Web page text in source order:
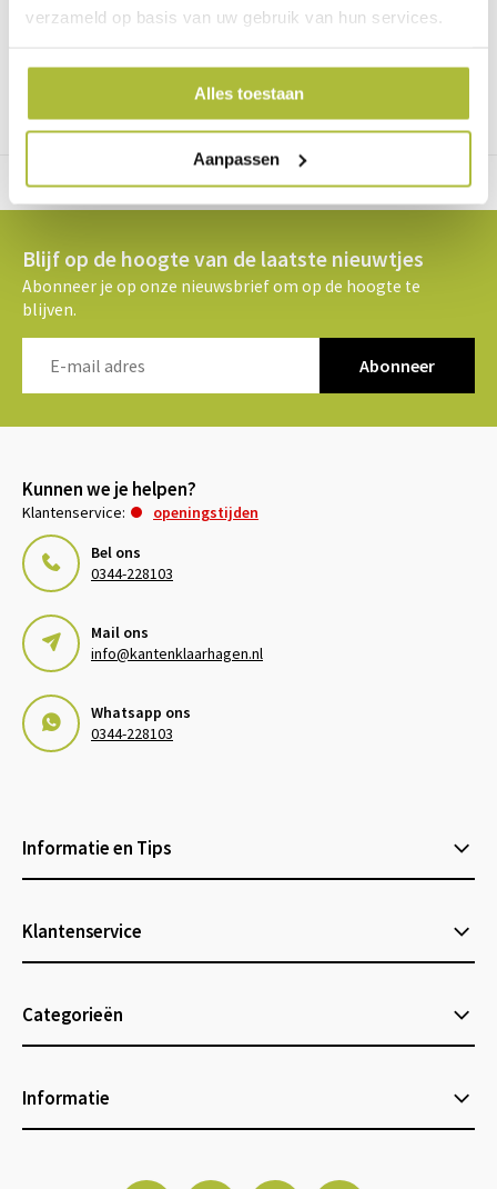
verzameld op basis van uw gebruik van hun services.
Alles toestaan
Aanpassen
bevestigen met muurbeugels. Daarnaast is het ook mogelijk
plaatsen. Voor het berekenen van de kosten voor het
plaatsen van de hagen, vind je op onze website
Gratis verzending vanaf €2000 in NL
Blijf op de hoogte van de laatste nieuwtjes
Abonneer je op onze nieuwsbrief om op de hoogte te
blijven.
Abonneer
Kunnen we je helpen?
Klantenservice:
openingstijden
Bel ons
0344-228103
Mail ons
info@kantenklaarhagen.nl
Whatsapp ons
0344-228103
Informatie en Tips
Klantenservice
Categorieën
Informatie